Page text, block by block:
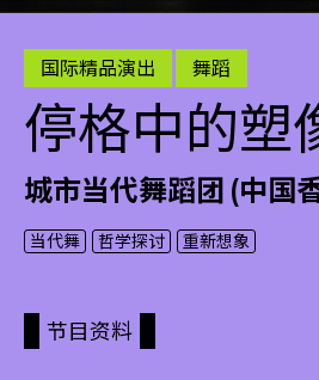
国际精品演出 舞蹈
停格中的塑
城市当代舞蹈团 (中国
当代舞 哲学探讨 重新想象
节目资料